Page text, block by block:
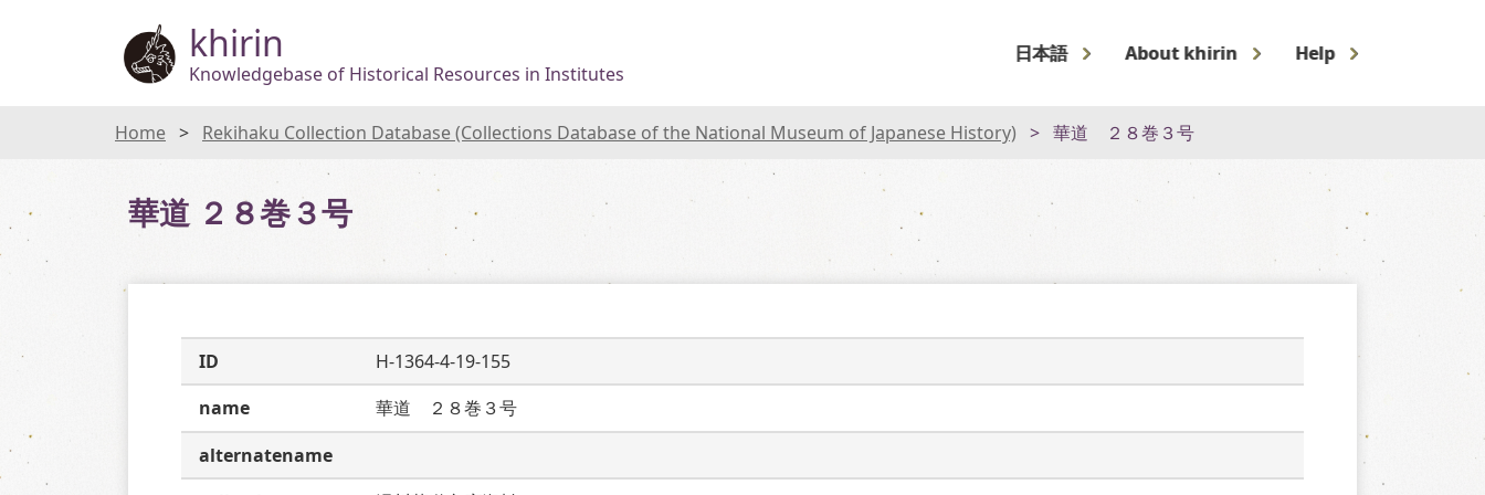
khirin
Knowledgebase of Historical Resources in Institutes
日本語 About khirin Help
Home Rekihaku Collection Database (Collections Database of the National Museum of Japanese History) 華道 ２８巻３号
華道 ２８巻３号
ID
H-1364-4-19-155
name
華道　２８巻３号
alternatename